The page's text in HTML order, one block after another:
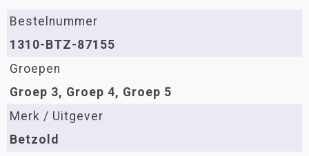
Bestelnummer
1310-BTZ-87155
Groepen
Groep 3, Groep 4, Groep 5
Merk / Uitgever
Betzold